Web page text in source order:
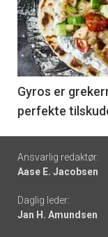
akkurat
nå
-
6
Gyros er
perfekte
Footer
-
links
Ansvarlig redaktør:
Aase E. Jacobsen
Daglig leder:
Jan H. Amundsen